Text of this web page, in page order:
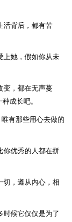
活背后，都有苦
上她，假如你从未
变，都在无声蔓
成长吧。
有那些用心去做的
你优秀的人都在拼
切，遵从内心，相
时候它仅仅是为了